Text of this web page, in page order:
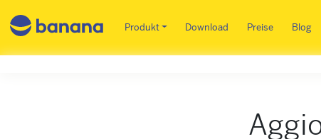
Main menu DE
Produkt Download Preise Blog